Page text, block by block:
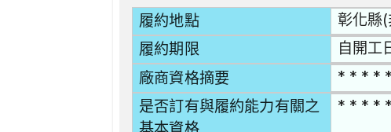
履約地點 彰化縣
履約期限 自開工
廠商資格摘要 * * * * *
是否訂有與履約能力有關之
基本資格
* * * * *